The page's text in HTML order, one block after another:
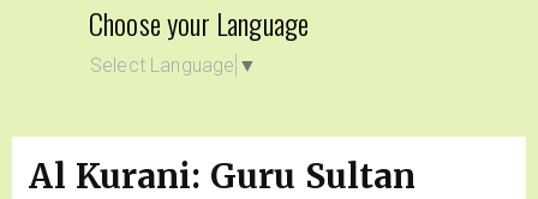
Choose your Language
Select Language ▼
Al Kurani: Guru Sultan